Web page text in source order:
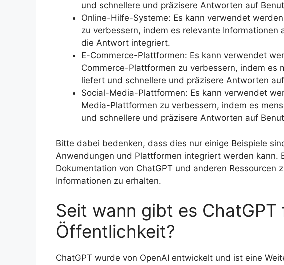
und schnellere und präzisere Antworten auf
Online-Hilfe-Systeme: Es kann verwendet
zu verbessern, indem es relevante
die Antwort integriert.
E-Commerce-Plattformen: Es kann verwendet
Commerce-Plattformen zu verbessern, indem es
liefert und schnellere und präzisere Antworten
Social-Media-Plattformen: Es kann verwendet
Media-Plattformen zu verbessern, indem es
und schnellere und präzisere Antworten auf
Bitte dabei bedenken, dass dies nur einige Beispiele
Anwendungen und Plattformen integriert werden kann.
Dokumentation von ChatGPT und anderen Ressourcen
Informationen zu erhalten.
Seit wann gibt es ChatGPT
Öffentlichkeit?
ChatGPT wurde von OpenAI entwickelt und ist eine